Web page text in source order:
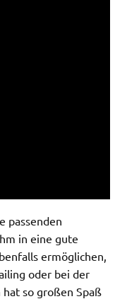
passenden
in eine gute
ermöglichen,
oder bei der
hat so großen Spaß